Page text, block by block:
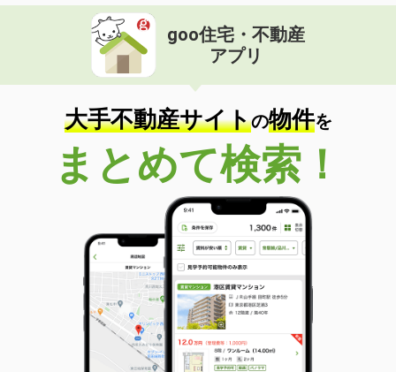
goo住宅・不動産
アプリ
大手不動産サイトの物件を
まとめて検索！